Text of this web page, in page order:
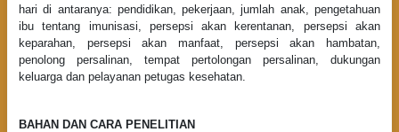
hari di antaranya: pendidikan, pekerjaan, jumlah anak, pengetahuan
ibu tentang imunisasi, persepsi akan kerentanan, persepsi akan
keparahan, persepsi akan manfaat, persepsi akan hambatan,
penolong persalinan, tempat pertolongan persalinan, dukungan
keluarga dan pelayanan petugas kesehatan.
BAHAN DAN CARA PENELITIAN